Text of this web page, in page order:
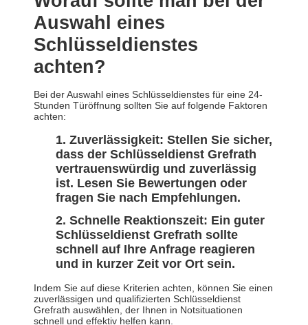
Auswahl eines
Schlüsseldienstes
achten?
Bei der Auswahl eines Schlüsseldienstes für eine 24-
Stunden Türöffnung sollten Sie auf folgende Faktoren
achten:
Zuverlässigkeit: Stellen Sie sicher,
dass der Schlüsseldienst Grefrath
vertrauenswürdig und zuverlässig
ist. Lesen Sie Bewertungen oder
fragen Sie nach Empfehlungen.
Schnelle Reaktionszeit: Ein guter
Schlüsseldienst Grefrath sollte
schnell auf Ihre Anfrage reagieren
und in kurzer Zeit vor Ort sein.
Indem Sie auf diese Kriterien achten, können Sie einen
zuverlässigen und qualifizierten Schlüsseldienst
Grefrath auswählen, der Ihnen in Notsituationen
schnell und effektiv helfen kann.